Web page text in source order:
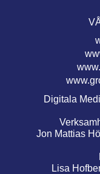
Digitala
Jon Mattias
Lisa